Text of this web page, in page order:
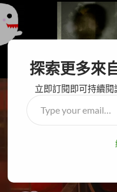
異想世界
要
探索更多來
立即訂閱即可持續閱
Type
your